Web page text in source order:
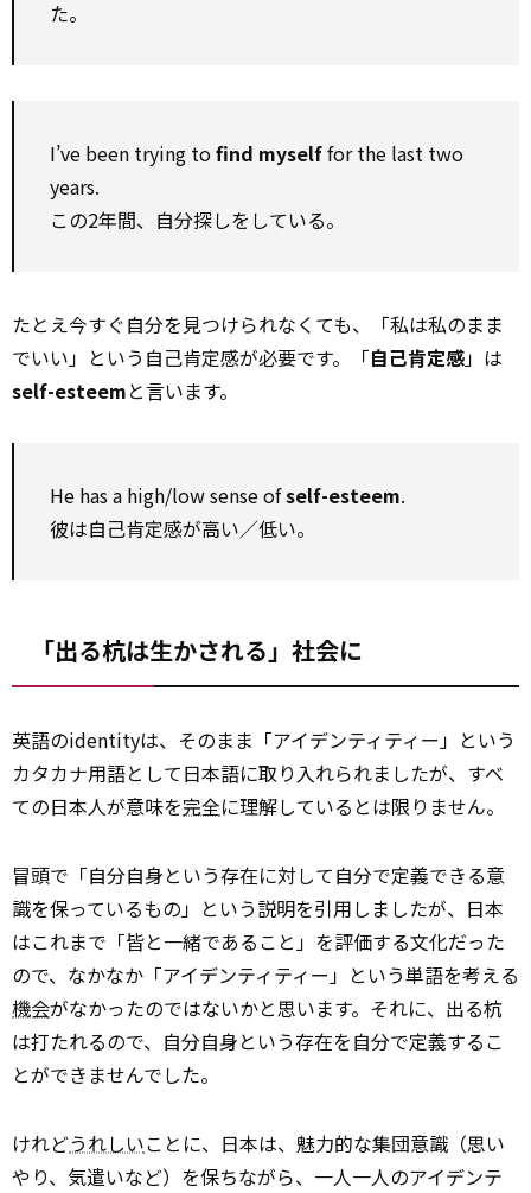
た。
I’ve been trying tofind myselffor the last two
years.
この2年間、自分探しをしている。
たとえ今すぐ自分を見つけられなくても、「私は私のまま
でいい」という自己肯定感が必要です。「自己肯定感」は
self-esteemと言います。
He has a high/low sense ofself-esteem.
彼は自己肯定感が高い／低い。
「出る杭は生かされる」社会に
英語のidentityは、そのまま「アイデンティティー」という
カタカナ用語として日本語に取り入れられましたが、すべ
ての日本人が意味を完全に理解しているとは限りません。
冒頭で「自分自身という存在に対して自分で定義できる意
識を保っているもの」という説明を引用しましたが、日本
はこれまで「皆と一緒であること」を評価する文化だった
ので、なかなか「アイデンティティー」という単語を考える
機会がなかったのではないかと思います。それに、出る杭
は打たれるので、自分自身という存在を自分で定義するこ
とができませんでした。
けれどうれしいことに、日本は、魅力的な集団意識（思い
やり、気遣いなど）を保ちながら、一人一人のアイデンテ